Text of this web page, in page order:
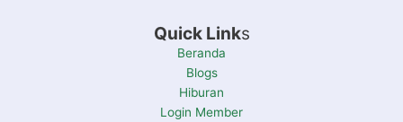
Quick Links
Beranda
Blogs
Hiburan
Login Member